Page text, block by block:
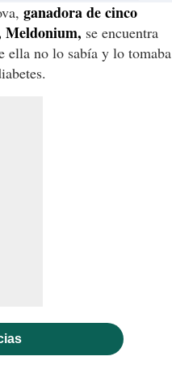
ganadora de cinco
Meldonium, se encuentra
ella no lo sabía y lo tomaba